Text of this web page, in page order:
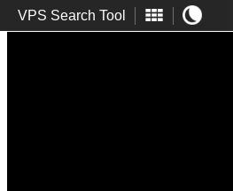
VPS Search Tool